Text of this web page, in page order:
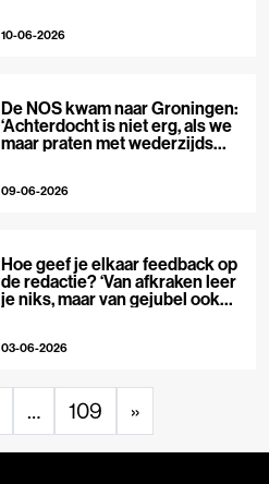
10-06-2026
De NOS kwam naar Groningen:
‘Achterdocht is niet erg, als we
maar praten met wederzijds
09-06-2026
Hoe geef je elkaar feedback op
de redactie? ‘Van afkraken leer
je niks, maar van gejubel ook
03-06-2026
… 109 »